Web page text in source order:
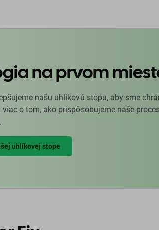
na prvom
našu uhlíkovú stopu, aby sme
viac o tom, ako prispôsobujeme naše
uhlíkovej stope